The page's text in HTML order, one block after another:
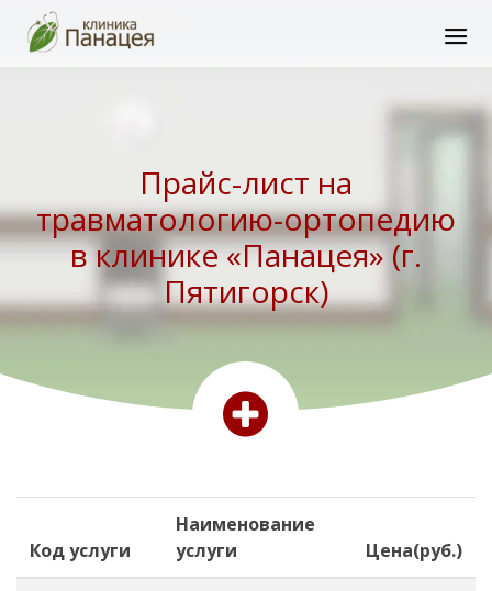
Прайс-лист на
травматологию-ортопедию
в клинике «Панацея» (г.
Пятигорск)
Код услуги
Наименование
услуги
Цена(руб.)